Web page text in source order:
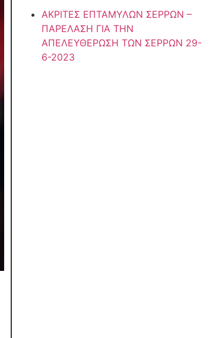
ΑΚΡΙΤΕΣ ΕΠΤΑΜΥΛΩΝ ΣΕΡΡΩΝ –
ΠΑΡΕΛΑΣΗ ΓΙΑ ΤΗΝ
ΑΠΕΛΕΥΘΕΡΩΣΗ ΤΩΝ ΣΕΡΡΩΝ 29-
6-2023